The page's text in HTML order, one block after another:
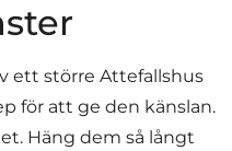
ett större Attefallshus
för att ge den känslan.
Häng dem så långt